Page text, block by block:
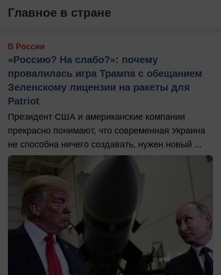
Главное в стране
В России
«Россию? На слабо?»: почему
провалилась игра Трампа с обещанием
Зеленскому лицензии на ракеты для
Patriot
Президент США и американские компании
прекрасно понимают, что современная Украина
не способна ничего создавать, нужен новый ...